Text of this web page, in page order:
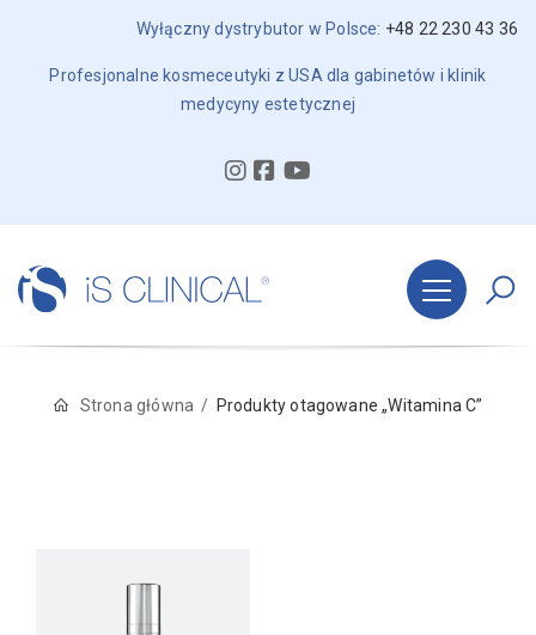
Wyłączny dystrybutor w Polsce: +48 22 230 43 36
Profesjonalne kosmeceutyki z USA dla gabinetów i klinik
medycyny estetycznej
Strona główna Produkty otagowane „Witamina C”